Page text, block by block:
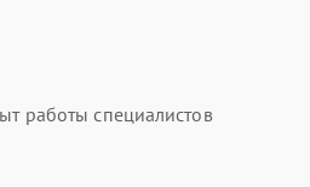
работы специалистов